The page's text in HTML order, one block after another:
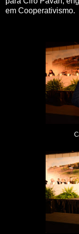
em Cooperativismo.